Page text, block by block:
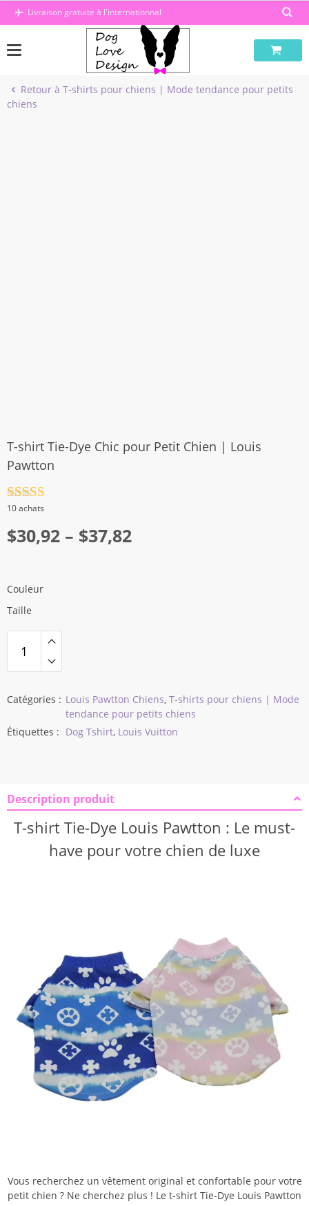
PasserLivraison gratuite à l'internationnal
Retour à T-shirts pour chiens | Mode tendance pour petits
chiens
T-shirt Tie-Dye Chic pour Petit Chien | Louis
Pawtton
Note4.5
10 achats
$30,92 – $37,82
Plage
$30,92
à
$37,82
Couleur
Taille
Catégories : Louis Pawtton Chiens, T-shirts pour chiens | Mode
tendance pour petits chiens
Étiquettes : Dog Tshirt, Louis Vuitton
Description produit
T-shirt Tie-Dye Louis Pawtton : Le must-
have pour votre chien de luxe
Vous recherchez un vêtement original et confortable pour votre
petit chien ? Ne cherchez plus ! Le t-shirt Tie-Dye Louis Pawtton